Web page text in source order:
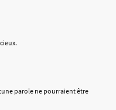
parole ne pourraient être